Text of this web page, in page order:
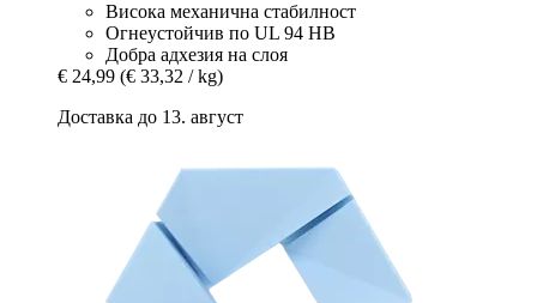
Висока механична стабилност
Огнеустойчив по UL 94 HB
Добра адхезия на слоя
€ 24,99 (€ 33,32 / kg)
Доставка до 13. август